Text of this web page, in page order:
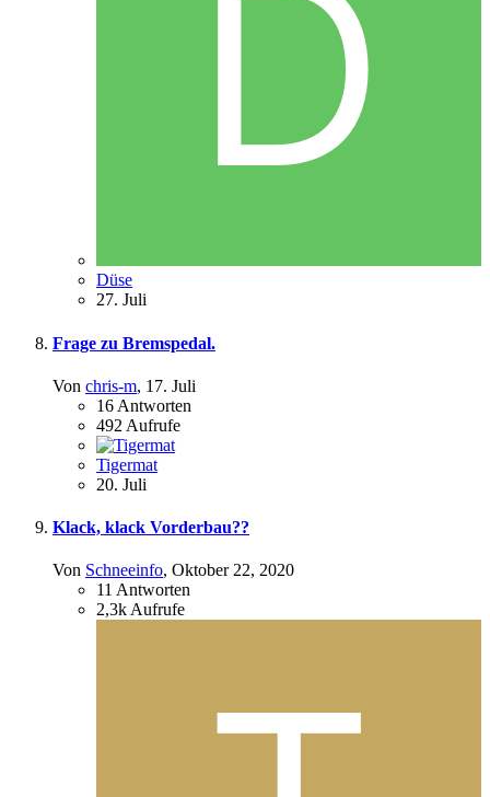
Düse
27. Juli
Frage zu Bremspedal.
Von chris-m, 17. Juli
16 Antworten
492 Aufrufe
Tigermat
20. Juli
Klack, klack Vorderbau??
Von Schneeinfo, Oktober 22, 2020
11 Antworten
2,3kAufrufe